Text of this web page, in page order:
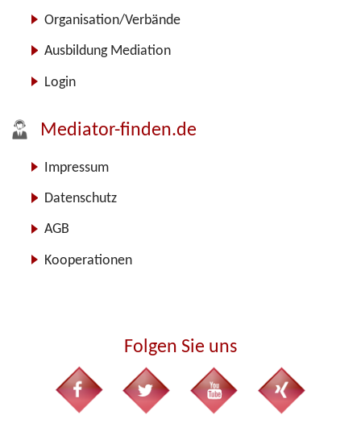
Organisation/Verbände
Ausbildung Mediation
Login
Mediator-finden.de
Impressum
Datenschutz
AGB
Kooperationen
Folgen Sie uns